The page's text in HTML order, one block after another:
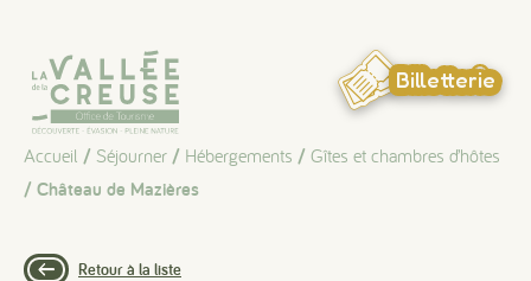
Billetterie
Accueil / Séjourner / Hébergements / Gîtes et chambres d’hôtes
/ Château de Mazières
Retour à la liste